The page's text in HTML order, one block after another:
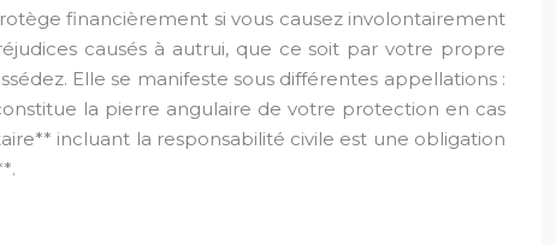
financièrement si vous causez involontairement
causés à autrui, que ce soit par votre propre
Elle se manifeste sous différentes appellations :
la pierre angulaire de votre protection en cas
incluant la responsabilité civile est une obligation